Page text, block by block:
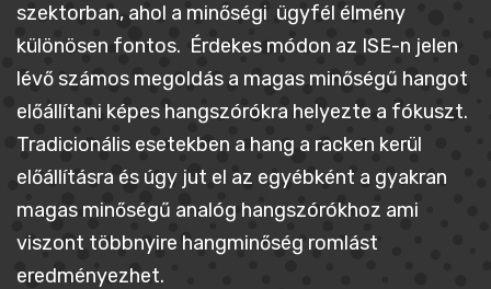
szektorban, ahol a minőségi ügyfél élmény
különösen fontos. Érdekes módon az ISE-n jelen
lévő számos megoldás a magas minőségű hangot
előállítani képes hangszórókra helyezte a fókuszt.
Tradicionális esetekben a hang a racken kerül
előállításra és úgy jut el az egyébként a gyakran
magas minőségű analóg hangszórókhoz ami
viszont többnyire hangminőség romlást
eredményezhet.